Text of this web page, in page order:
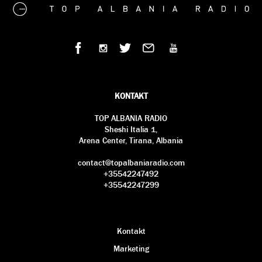
KONTAKT
TOP ALBANIA RADIO
Sheshi Italia 1,
Arena Center, Tirana, Albania
contact@topalbaniaradio.com
+35542247492
+35542247299
Kontakt
Marketing